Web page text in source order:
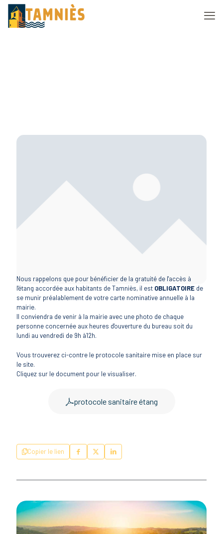
Nous rappelons que pour bénéficier de la gratuité de l'accès à
l'étang accordée aux habitants de Tamniès, il est OBLIGATOIRE de
se munir préalablement de votre carte nominative annuelle à la
mairie.
Il conviendra de venir à la mairie avec une photo de chaque
personne concernée aux heures d'ouverture du bureau soit du
lundi au vendredi de 9h à12h.
Vous trouverez ci-contre le protocole sanitaire mise en place sur
le site.
Cliquez sur le document pour le visualiser.
protocole sanitaire étang
Copier le lien